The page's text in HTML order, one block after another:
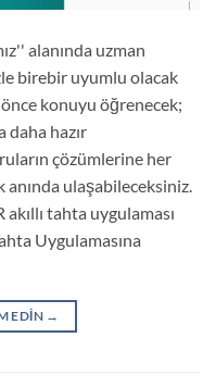
alanında uzman
birebir uyumlu olacak
konuyu öğrenecek;
daha hazır
çözümlerine her
ulaşabileceksiniz.
tahta uygulaması
Uygulamasına
EDIN →